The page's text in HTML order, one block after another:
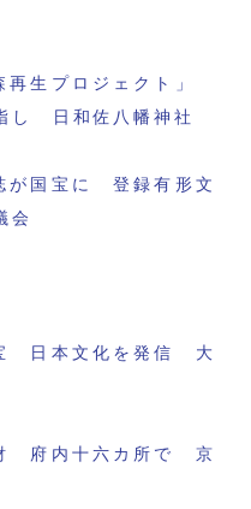
再生プロジェクト」
し 日和佐八幡神社
が国宝に 登録有形文
会
日本文化を発信 大
府内十六カ所で 京